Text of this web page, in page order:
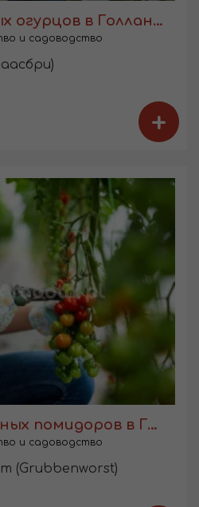
Сбор тепличных огурцов в Голландии
и садоводство
+
Сбор коктейльных помидоров в Голландии
и садоводство
(Grubbenworst)